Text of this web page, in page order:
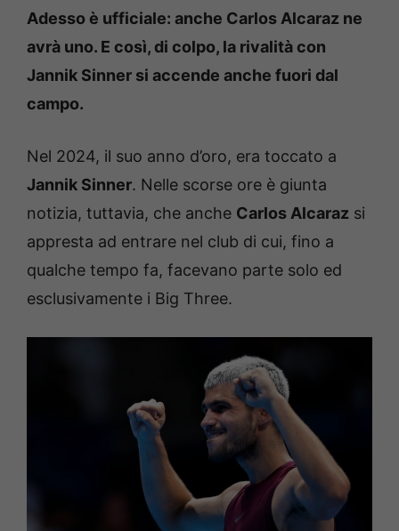
Adesso è ufficiale: anche Carlos Alcaraz ne
avrà uno. E così, di colpo, la rivalità con
Jannik Sinner si accende anche fuori dal
campo.
Nel 2024, il suo anno d’oro, era toccato a
Jannik Sinner. Nelle scorse ore è giunta
notizia, tuttavia, che anche Carlos Alcaraz si
appresta ad entrare nel club di cui, fino a
qualche tempo fa, facevano parte solo ed
esclusivamente i Big Three.